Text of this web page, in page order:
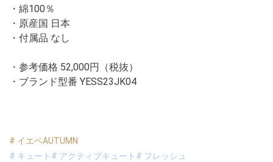
・綿100％
・原産国 日本
・付属品 なし
・参考価格 52,000円（税抜）
・ブランド型番 YESS23JK04
# イエベAUTUMN
# キュート # アクティブキュート # フレッシュ